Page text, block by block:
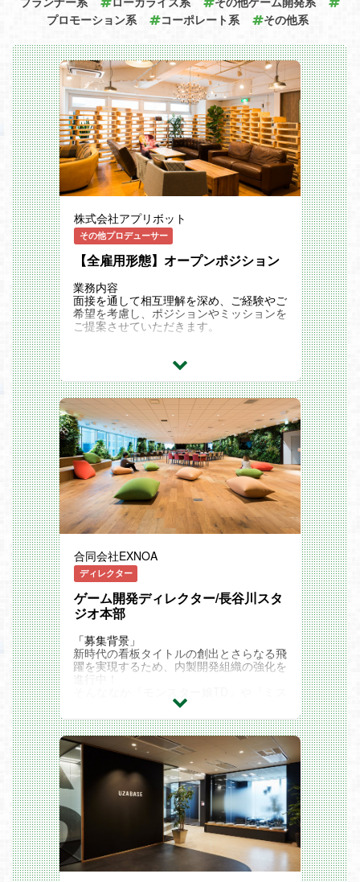
アラート発生時、ログ調査＋処置
及び障害対応を行う業務です。
・アプリケーションログの調査、不整合影
響調査
・サービス停止のアラートで原因調査しO
S再起動など
・不正アクセス等のユーザー行動履歴の追
跡
3の概念は、ゲーム業界にとっても大きな
インパクトを与えました。
しかし、現時点では必ずしもゲームプレー
ヤーが望む状況にはありません。難しいう
えに手間が多く、遊びよりも投資の色合い
が濃いプロジェクトやサービスが多いから
です。
コナミは「web3ゲーム」について、手間
を省き分かりやすい設計をすることで、あ
らゆるゲームプレーヤーにとって使いやす
いサービスの仕組みを整備していきます。
同時にその仕組みを使った、まったく新し
い体験を提供するゲーム制作も進めていま
す。
------------------
制作機材
------------------
一人1セット
・制作用WindowsPC、iOS用の開発をす
る場合はMac(iMac, Mac miniなど)
・モバイルゲーム制作の場合、制作用スマ
ートフォンまたはタブレット、コンソール
機の場合、開発用コンソール機
・ソフトウェアはおおむね希望のものが利
プロモーション系
コーポレート系 その他系
株式会社アプリボット
その他プロデューサー
【全雇用形態】オープンポジション
業務内容
面接を通して相互理解を深め、ご経験やご
希望を考慮し、ポジションやミッションを
ご提案させていただきます。
・「世界震撼」をビジョンに、オリジナル
対応力を生かした大型タイトルを継続的に
創出し、収益性と成長性を両立したバラン
スの取れたポートフォリオを構築しながら
グローバル展開を加速していきます。
・「グローバル展開前提の超大型IPゲーム
開発」を中核に、「コンシューマーゲーム
開発」「新規オリジナルIP創出」「インデ
ィーゲーム開発」まで、企画初期段階から
運用・海外展開まで一気通貫で関われる多
様なプロジェクトが進行しており、幅広い
開発領域で挑戦いただける環境です。
・「ヒットさせるために何が必要か」を徹
く、プロダクトを通じてIP自体の価値を最
大化し、ファン層を拡大できるようなもの
づくりを目指しています。
・サイバーエージェントゲーム事業が持つ
約5,000名規模の国内最大級の開発体制と
高度な運用ノウハウを生かし、長期的にト
ップ30を維持できるヒットタイトルの創
出に取り組んでいます。
・グループ横断での人材最適配置と技術力
の集約や、プロジェクトを横断した技術組
めながらIP価値の最大化と継続的な成長を
▼組織カルチャー
・組織のモチベーション維持と優秀な人材
の定着を重要な経営テーマとして位置付
け、長期的に活躍できる環境づくりに注力
しています。
・チームの枠を越えて意見を出し合い、主
体的に行動するメンバーが多く、自律的に
価値創出を行うカルチャーが根付いていま
す。
・クリエイターやエンジニア一人ひとりが
メディアやSNSに発信することで、個のブ
合同会社EXNOA
ディレクター
ゲーム開発ディレクター/長谷川スタ
ジオ本部
「募集背景」
新時代の看板タイトルの創出とさらなる飛
躍を実現するため、内製開発組織の強化を
進行中！
トトレインガールズ』など、
多数のタイトルを手掛けるプロデューサー
「はせP」率いる新たな内製開発部署が発
足！
大型新規タイトルのリリースも控えて、
より積極的なタイトル開発/運営を行うた
めの基幹メンバーを募集します！
「事業概要」
DMMグループの中核企業であり、国内最
大級のオンラインゲームプラットフォーム
である「DMM GAMES」を運営するEXN
OA社。
そのオンラインゲーム開発・パブリッシン
グ部門における内製ゲーム開発ディレクタ